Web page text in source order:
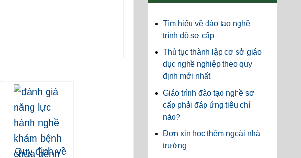
Quy định về
Tìm hiểu về đào tạo nghề
trình độ sơ cấp
Thủ tục thành lập cơ sở giáo
dục nghề nghiệp theo quy
định mới nhất
Giáo trình đào tạo nghề sơ
cấp phải đáp ứng tiêu chí
nào?
Đơn xin học thêm ngoài nhà
trường